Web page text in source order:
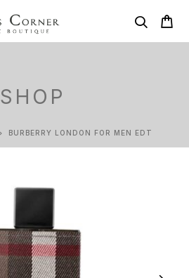
SHOP
BURBERRY LONDON FOR MEN EDT